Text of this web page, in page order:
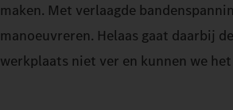
maken. Met verlaagde
manoeuvreren. Helaas gaat daarbij
werkplaats niet ver en kunnen we